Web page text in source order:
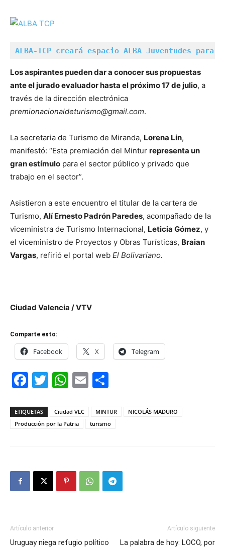
ALBA-TCP creará espacio ALBA Juventudes
Los aspirantes pueden dar a conocer sus propuestas
ante el jurado evaluador hasta el próximo 17 de julio, a
través de la dirección electrónica
premionacionaldeturismo@gmail.com.
La secretaria de Turismo de Miranda, Lorena Lin,
manifestó: “Esta premiación del Mintur representa un
gran estímulo para el sector público y privado que
trabajo en el sector”.
Asistieron a este encuentro el titular de la cartera de
Turismo, Alí Ernesto Padrón Paredes, acompañado de la
viceministra de Turismo Internacional, Leticia Gómez, y
el viceministro de Proyectos y Obras Turísticas, Braian
Vargas, refirió el portal web El Bolivariano.
Ciudad Valencia / VTV
Comparte esto:
Facebook X Telegram
Facebook
Twitter
WhatsApp
Email
ETIQUETAS Ciudad VLC MINTUR
NICOLÁS MADURO
Producción por la Patria
turismo
Artículo anterior
Uruguay niega refugio político
Artículo siguiente
La palabra de hoy: LOCO, por